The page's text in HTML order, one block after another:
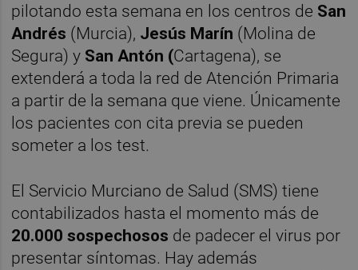
pilotando esta semana en los centros de San
Andrés (Murcia), Jesús Marín (Molina de
Segura) y San Antón (Cartagena), se
extenderá a toda la red de Atención Primaria
a partir de la semana que viene. Únicamente
los pacientes con cita previa se pueden
someter a los test.
El Servicio Murciano de Salud (SMS) tiene
contabilizados hasta el momento más de
20.000 sospechosos de padecer el virus por
presentar síntomas. Hay además